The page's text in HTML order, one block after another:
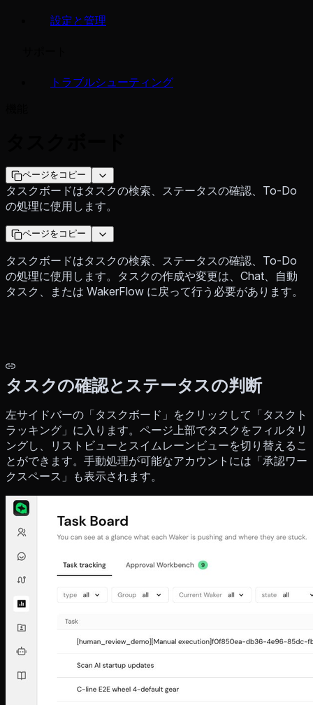
設定と管理
トラブルシューティング
ページをコピー
タスクボードはタスクの検索、ステータスの確認、To-Do
の処理に使用します。
ページをコピー
タスクボードはタスクの検索、ステータスの確認、To-Do
の処理に使用します。タスクの作成や変更は、Chat、自動
タスク、または WakerFlow に戻って行う必要があります。
タスクの確認とステータスの判断
左サイドバーの「タスクボード」をクリックして「タスクト
ラッキング」に入ります。ページ上部でタスクをフィルタリ
ングし、リストビューとスイムレーンビューを切り替えるこ
とができます。手動処理が可能なアカウントには「承認ワー
クスペース」も表示されます。